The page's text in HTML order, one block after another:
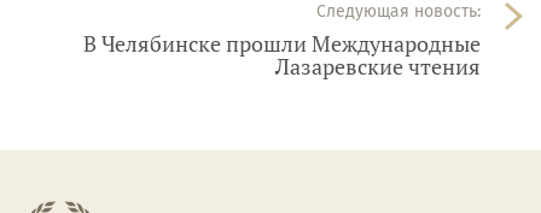
Следующая новость:
В Челябинске прошли Международные
Лазаревские чтения